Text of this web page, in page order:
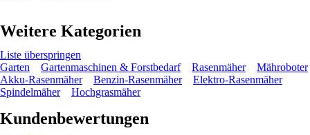
Weitere Kategorien
Liste überspringen
Garten
Gartenmaschinen & Forstbedarf Rasenmäher
Mähroboter
Akku-Rasenmäher
Benzin-Rasenmäher
Elektro-Rasenmäher
Spindelmäher
Hochgrasmäher
Kundenbewertungen